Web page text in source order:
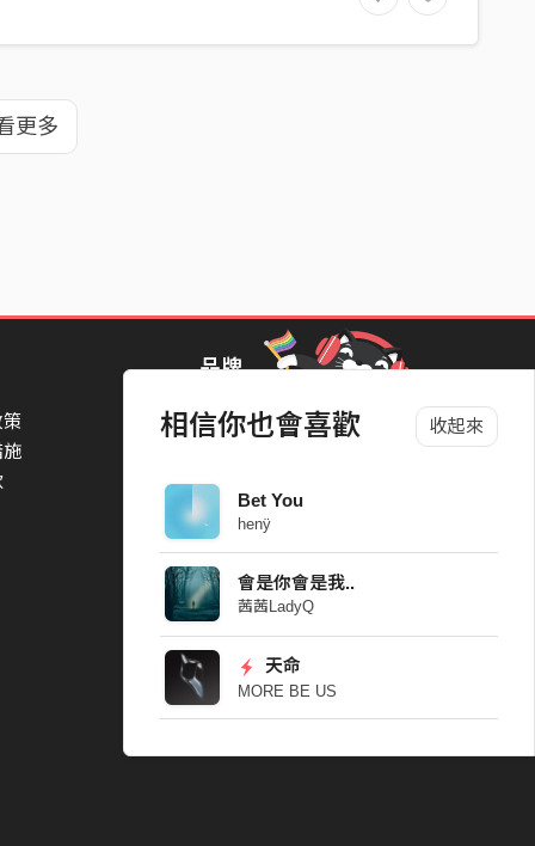
相信你也會喜歡 收起來
Bet You
henÿ
會是你會是我..
茜茜LadyQ
天命
MORE BE US
this show
will thinks you have some connection”
Holland to stay high up.
更多
策
施
品牌
StreetVoice Awards 街聲音樂獎
Blow 吹音樂
Packer 派歌
SimpleLife 簡單生活節
ParkPark Carnival
一起比 YEAH 吧